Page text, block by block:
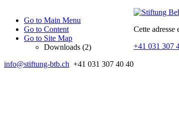
Go to Main Menu
Go to Content
Go to Site Map
Downloads (2)
info@stiftung-btb.ch +41 031 307 40 40
Cette adresse
+41 031 307